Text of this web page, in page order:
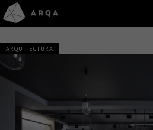
ARQUITECTURA